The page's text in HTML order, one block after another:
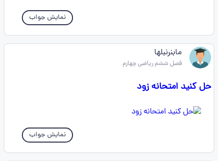
نمایش جواب
مابنرنبلها
فصل ششم ریاضی چهارم
حل کنید امتحانه زود
نمایش جواب